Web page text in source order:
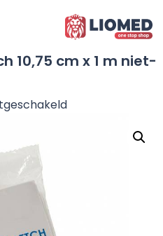
10,75 cm x 1 m niet-
voor